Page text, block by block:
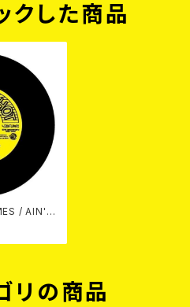
クした商品
/ AIN'T
ON A S
(7")
リの商品